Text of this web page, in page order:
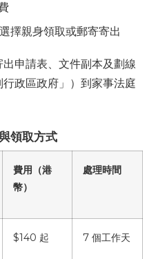
擇親身領取或郵寄寄出
申請表、文件副本及劃線
政區政府」）到家事法庭
領取方式
費用（港
幣）
處理時間
$140 起 7 個工作天